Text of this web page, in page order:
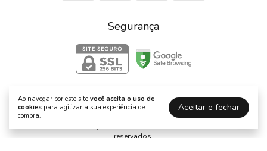
Ao navegar por este site você aceita o uso de
cookies para agilizar a sua experiência de
compra.
Aceitar e fechar
Segurança
Dani Decorações
reservados.